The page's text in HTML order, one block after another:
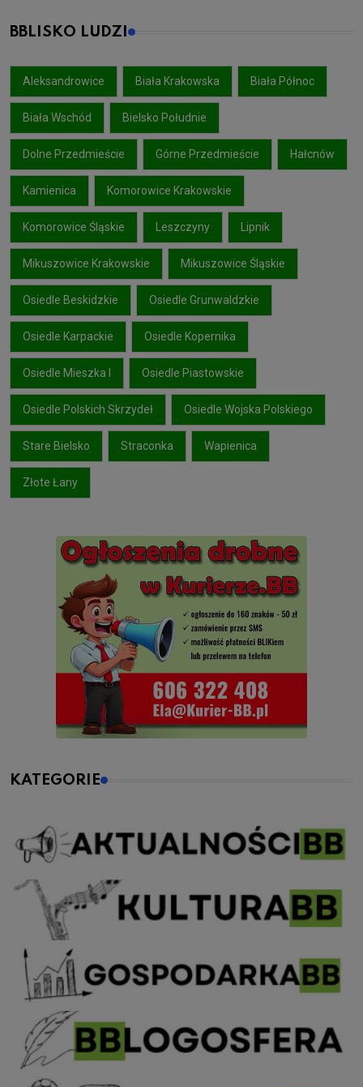
BBLISKO LUDZI
Aleksandrowice Biała Krakowska Biała Północ
Biała Wschód Bielsko Południe
Dolne Przedmieście Górne Przedmieście Hałcnów
Kamienica Komorowice Krakowskie
Komorowice Śląskie Leszczyny Lipnik
Mikuszowice Krakowskie Mikuszowice Śląskie
Osiedle Beskidzkie Osiedle Grunwaldzkie
Osiedle Karpackie Osiedle Kopernika
Osiedle Mieszka I Osiedle Piastowskie
Osiedle Polskich Skrzydeł Osiedle Wojska Polskiego
Stare Bielsko Straconka Wapienica
Złote Łany
KATEGORIE